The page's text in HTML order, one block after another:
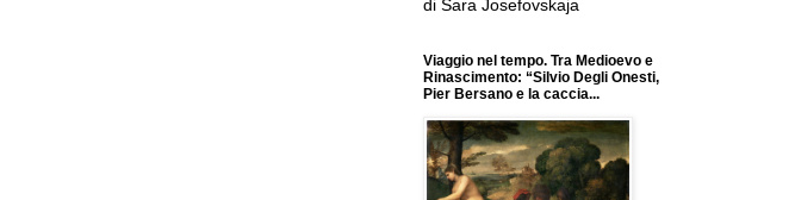
di Sara Josefovskaja
Viaggio nel tempo. Tra Medioevo e
Rinascimento: “Silvio Degli Onesti,
Pier Bersano e la caccia...